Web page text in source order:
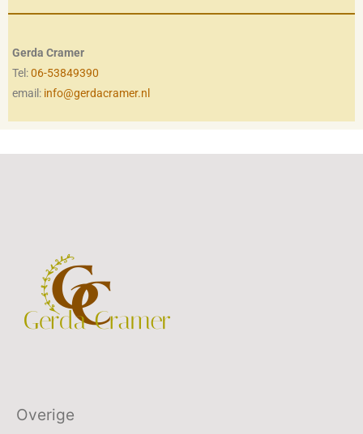
Gerda Cramer
Tel:06-53849390
email: info@gerdacramer.nl
Overige